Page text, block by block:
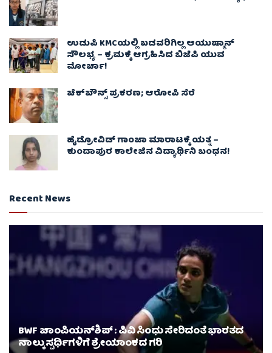
ಉಡುಪಿ KMCಯಲ್ಲಿ ಬಡವರಿಗಿಲ್ಲ ಆಯುಷ್ಮಾನ್
ಸೌಲಭ್ಯ – ಕ್ರಮಕ್ಕೆ ಆಗ್ರಹಿಸಿದ ಬಿಜೆಪಿ ಯುವ
ಮೋರ್ಚಾ!
ಚೆಕ್​ಬೌನ್ಸ್​ ಪ್ರಕರಣ; ಆರೋಪಿ ಸೆರೆ
ಹೈಡ್ರೋವಿಡ್ ಗಾಂಜಾ ಮಾರಾಟಕ್ಕೆ ಯತ್ನ –
ಕುಂದಾಪುರ ಕಾಲೇಜಿನ ವಿದ್ಯಾರ್ಥಿನಿ ಬಂಧನ!
Recent News
BWF ಚಾಂಪಿಯನ್‌ಶಿಪ್ : ಪಿವಿ ಸಿಂಧು ಸೇರಿದಂತೆ ಭಾರತದ
ನಾಲ್ಕು ಸ್ಪರ್ಧಿಗಳಿಗೆ ಶ್ರೇಯಾಂಕದ ಗರಿ